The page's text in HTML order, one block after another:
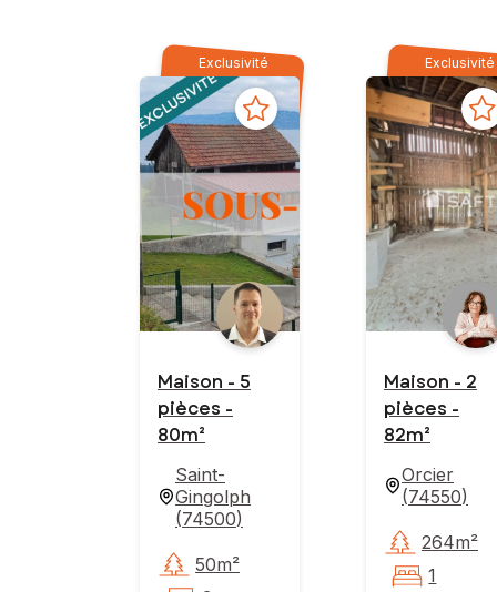
Exclusivité
Maison - 5
pièces -
80m²
Saint-
Gingolph
(74500)
50m²
Exclusivité
Maison - 2
pièces -
82m²
Orcier
(74550)
264m²
1